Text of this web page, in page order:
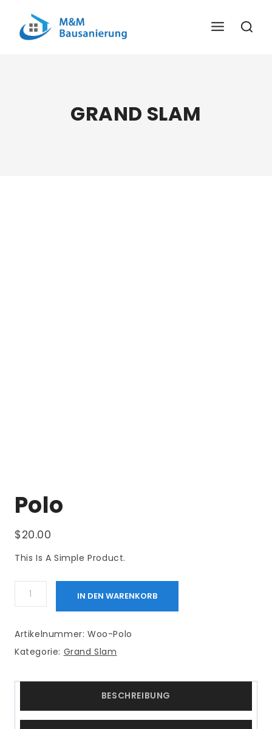
Content
GRAND SLAM
Polo
$20.00
This Is A Simple Product.
Menge
IN DEN WARENKORB
Artikelnummer: Woo-Polo
Kategorie: Grand Slam
BESCHREIBUNG